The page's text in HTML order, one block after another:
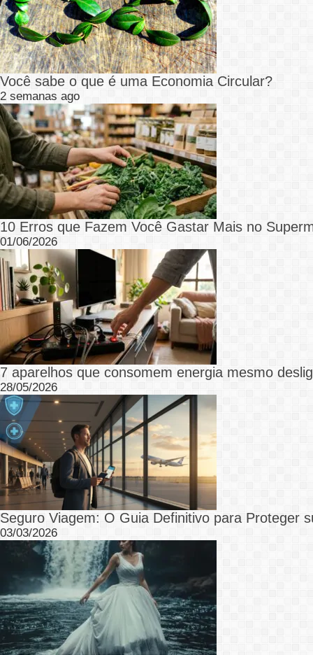
Você sabe o que é uma Economia Circular?
2 semanas ago
10 Erros que Fazem Você Gastar Mais no
01/06/2026
7 aparelhos que consomem energia mesmo
28/05/2026
Seguro Viagem: O Guia Definitivo para Proteger
03/03/2026